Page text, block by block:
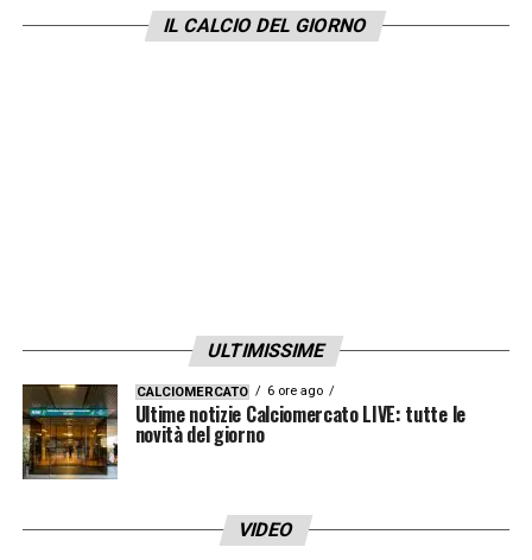
IL CALCIO DEL GIORNO
ULTIMISSIME
CALCIOMERCATO 6 ore ago
Ultime notizie Calciomercato LIVE: tutte le
novità del giorno
VIDEO